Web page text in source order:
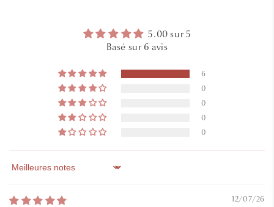
5.00 sur 5
Basé sur 6 avis
6
0
0
0
0
Sort by
12/07/26